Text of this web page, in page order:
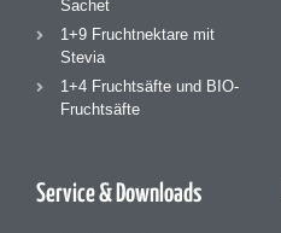
Sachet
1+9 Fruchtnektare mit
Stevia
1+4 Fruchtsäfte und BIO-
Fruchtsäfte
Service & Downloads